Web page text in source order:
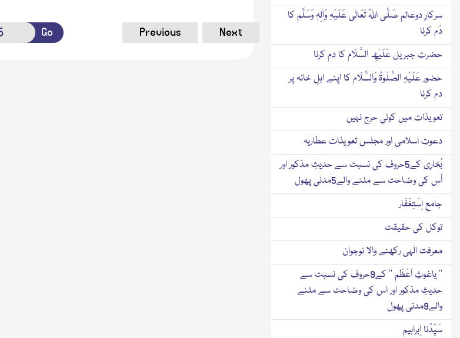
Go Previous Next
سرکارِ دوعالم صَلَّی اللہُ تَعَالٰی عَلَیْہِ وَاٰلِہٖ وَسَلَّم کا
دَم کرنا
حضرت جبریل عَلَیْھِ السَّلَام کا دم کرنا
حضور عَلَیْہِ الصَّلٰوۃُ وَالسَّلَام کا اپنے اہلِ خانہ پر
دم کرنا
تعویذات میں کوئی حرج نہیں
دعوتِ اسلامی اور مجلس تعویذات عطاریہ
بُخارِی کے5حروف کی نسبت سے حدیثِ مذکور اور
اُس کی وضاحت سے ملنے والے5مدنی پھول
جامع اِسْتِغْفَار
توکل کی حقیقت
معرفت الٰہی رکھنے والا نوجوان
’’ یاغوثِ اَعْظَم ‘‘ کے9حروف کی نسبت سے
حدیثِ مذکور اور اس کی وضاحت سے ملنے
والے9مدنی پھول
سَیِّدُنا اِبراہیم